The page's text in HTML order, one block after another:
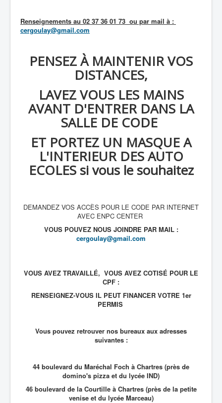
Renseignements au 02 37 36 01 73 ou par mail à :
cergoulay@gmail.com
PENSEZ À MAINTENIR VOS
DISTANCES,
LAVEZ VOUS LES MAINS
AVANT D'ENTRER DANS LA
SALLE DE CODE
ET PORTEZ UN MASQUE A
L'INTERIEUR DES AUTO
ECOLES si vous le souhaitez
DEMANDEZ VOS ACCÈS POUR LE CODE PAR INTERNET
AVEC ENPC CENTER
VOUS POUVEZ NOUS JOINDRE PAR MAIL :
cergoulay@gmail.com
VOUS AVEZ TRAVAILLÉ, VOUS AVEZ COTISÉ POUR LE
CPF :
RENSEIGNEZ-VOUS IL PEUT FINANCER VOTRE 1er
PERMIS
Vous pouvez retrouver nos bureaux aux adresses
suivantes :
44 boulevard du Maréchal Foch à Chartres (près de
domino's pizza et du lycée IND)
46 boulevard de la Courtille à Chartres (près de la petite
venise et du lycée Marceau)